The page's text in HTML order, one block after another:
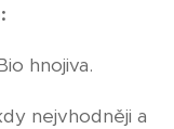
hnojiva.
nejvhodněji a